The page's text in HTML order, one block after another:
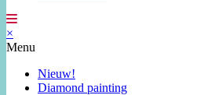
×
Menu
Nieuw!
Diamond painting